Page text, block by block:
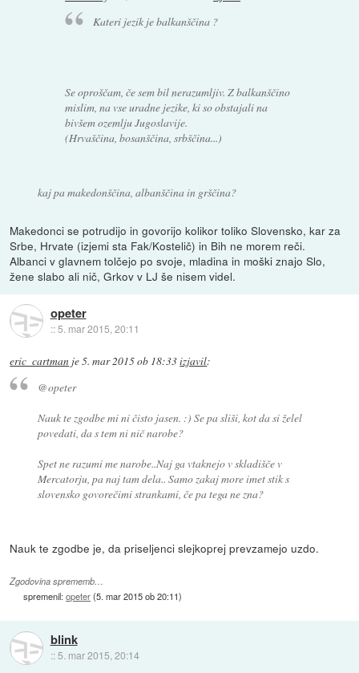
Kateri jezik je balkanščina ?
Se oproščam, če sem bil nerazumljiv. Z balkanščino
mislim, na vse uradne jezike, ki so obstajali na
bivšem ozemlju Jugoslavije.
(Hrvaščina, bosanščina, srbščina...)
kaj pa makedonščina, albanščina in grščina?
Makedonci se potrudijo in govorijo kolikor toliko Slovensko, kar za
Srbe, Hrvate (izjemi sta Fak/Kostelič) in Bih ne morem reči.
Albanci v glavnem tolčejo po svoje, mladina in moški znajo Slo,
žene slabo ali nič, Grkov v LJ še nisem videl.
opeter
::5. mar 2015, 20:11
eric_cartman je5. mar 2015 ob 18:33izjavil:
@opeter
Nauk te zgodbe mi ni čisto jasen. :) Se pa sliši, kot da si želel
povedati, da s tem ni nič narobe?
Spet ne razumi me narobe..Naj ga vtaknejo v skladišče v
Mercatorju, pa naj tam dela.. Samo zakaj more imet stik s
slovensko govorečimi strankami, če pa tega ne zna?
Nauk te zgodbe je, da priseljenci slejkoprej prevzamejo uzdo.
Zgodovina sprememb…
spremenil:opeter(5. mar 2015 ob 20:11)
blink
:: 5. mar 2015, 20:14